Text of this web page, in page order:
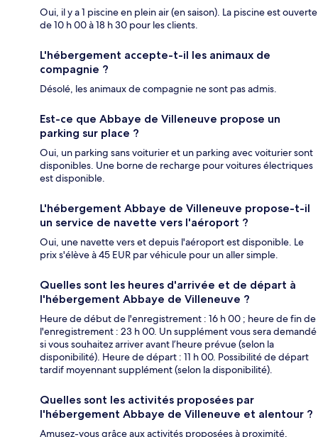
Oui, il y a 1 piscine en plein air (en saison). La piscine est ouverte
de 10 h 00 à 18 h 30 pour les clients.
L'hébergement accepte-t-il les animaux de
compagnie ?
Désolé, les animaux de compagnie ne sont pas admis.
Est-ce que Abbaye de Villeneuve propose un
parking sur place ?
Oui, un parking sans voiturier et un parking avec voiturier sont
disponibles. Une borne de recharge pour voitures électriques
est disponible.
L'hébergement Abbaye de Villeneuve propose-t-il
un service de navette vers l'aéroport ?
Oui, une navette vers et depuis l'aéroport est disponible. Le
prix s'élève à 45 EUR par véhicule pour un aller simple.
Quelles sont les heures d'arrivée et de départ à
l'hébergement Abbaye de Villeneuve ?
Heure de début de l'enregistrement : 16 h 00 ; heure de fin de
l'enregistrement : 23 h 00. Un supplément vous sera demandé
si vous souhaitez arriver avant l’heure prévue (selon la
disponibilité). Heure de départ : 11 h 00. Possibilité de départ
tardif moyennant supplément (selon la disponibilité).
Quelles sont les activités proposées par
l'hébergement Abbaye de Villeneuve et alentour ?
Amusez-vous grâce aux activités proposées à proximité,